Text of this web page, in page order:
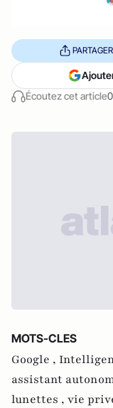
Écoutez cet article
PARTAGER
MOTS-CLES
Google ,
assistant
lunettes , vie